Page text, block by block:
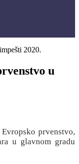
u
prvenstvo,
u glavnom gradu